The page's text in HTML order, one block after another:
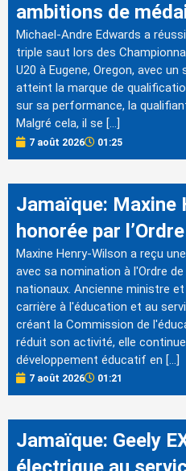
ambitions de
Michael-Andre Edwards a
triple saut lors des
U20 à Eugene, Oregon, avec
atteint la marque de
sur sa performance, la
Malgré cela, il se […]
7 août 2026 01:25
Jamaïque: Maxine
honorée par
Maxine Henry-Wilson a reçu
avec sa nomination à l'Ordre
nationaux. Ancienne ministre
carrière à l'éducation et au
créant la Commission de
réduit son activité, elle
développement éducatif en […]
7 août 2026 01:21
Jamaïque: Geely